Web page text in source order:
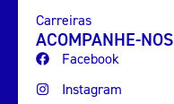
Carreiras
ACOMPANHE-NOS
Facebook
Instagram